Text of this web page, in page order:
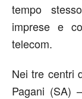
tempo
imprese e
telecom.
Nei tre centri
Pagani (SA)